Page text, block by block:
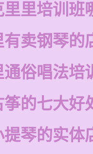
里培训班
卖钢琴的
俗唱法培
的七大好
琴的实体